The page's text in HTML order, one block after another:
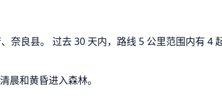
奈良县。 过去 30 天内，路线 5 公里范围内有
晨和黄昏进入森林。